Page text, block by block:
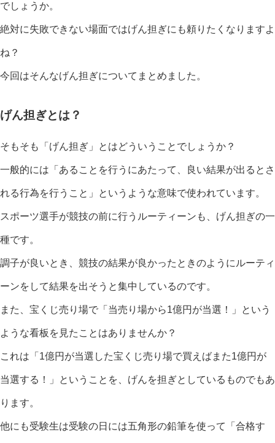
でしょうか。
絶対に失敗できない場面ではげん担ぎにも頼りたくなりますよ
ね？
今回はそんなげん担ぎについてまとめました。
げん担ぎとは？
そもそも「げん担ぎ」とはどういうことでしょうか？
一般的には「あることを行うにあたって、良い結果が出るとさ
れる行為を行うこと」というような意味で使われています。
スポーツ選手が競技の前に行うルーティーンも、げん担ぎの一
種です。
調子が良いとき、競技の結果が良かったときのようにルーティ
ーンをして結果を出そうと集中しているのです。
また、宝くじ売り場で「当売り場から1億円が当選！」という
ような看板を見たことはありませんか？
これは「1億円が当選した宝くじ売り場で買えばまた1億円が
当選する！」ということを、げんを担ぎとしているものでもあ
ります。
他にも受験生は受験の日には五角形の鉛筆を使って「合格す